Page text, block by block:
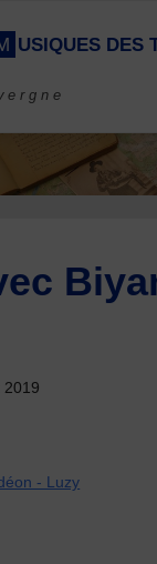
USIQUES DES
2019
- Luzy